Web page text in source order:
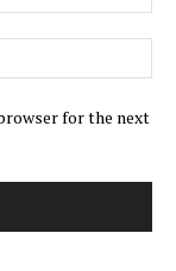
for the next